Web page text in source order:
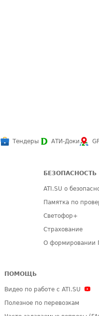
Тендеры АТИ-Доки
БЕЗОПАСНОСТЬ
ATI.SU о
Памятка по
Светофор+
Страхование
О формировании
ПОМОЩЬ
Видео по работе с ATI.SU
Полезное по перевозкам